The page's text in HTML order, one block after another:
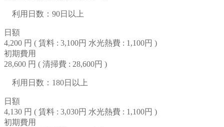
利用日数：90日以上
日額
4,200 円 ( 賃料 : 3,100円 水光熱費 : 1,100円 )
初期費用
28,600 円 ( 清掃費 : 28,600円 )
利用日数：180日以上
日額
4,130 円 ( 賃料 : 3,030円 水光熱費 : 1,100円 )
初期費用